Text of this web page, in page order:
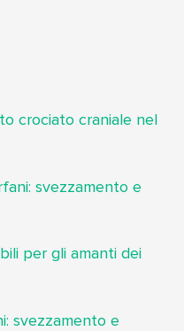
crociato craniale nel
svezzamento e
per gli amanti dei
svezzamento e